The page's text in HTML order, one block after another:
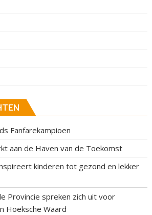
Fanfarekampioen
aan de Haven van de Toekomst
kinderen tot gezond en lekker
Provincie spreken zich uit voor
Hoeksche Waard